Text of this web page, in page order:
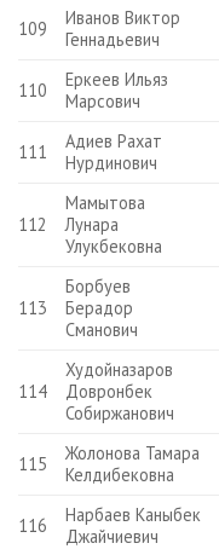
109
Иванов Виктор
Геннадьевич
110
Еркеев Ильяз
Марсович
111
Адиев Рахат
Нурдинович
112
Мамытова
Лунара
Улукбековна
113
Борбуев
Берадор
Сманович
114
Худойназаров
Довронбек
Собиржанович
115
Жолонова Тамара
Келдибековна
116
Нарбаев Каныбек
Джайчиевич